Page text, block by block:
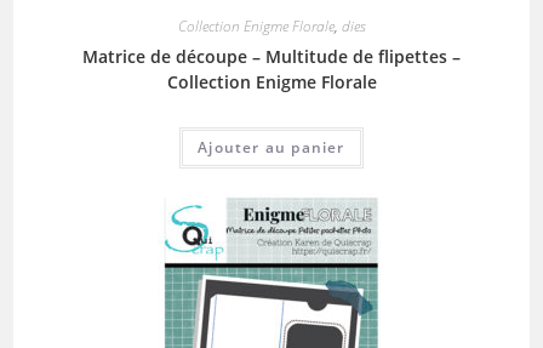
Collection Enigme Florale, dies
Matrice de découpe – Multitude de flipettes –
Collection Enigme Florale
Ajouter au panier